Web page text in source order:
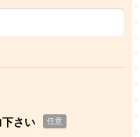
さい 任意